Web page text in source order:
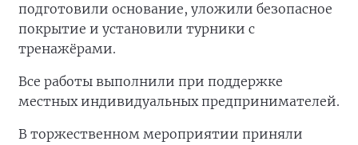
подготовили основание, уложили безопасное
покрытие и установили турники с
тренажёрами.
Все работы выполнили при поддержке
местных индивидуальных предпринимателей.
В торжественном мероприятии приняли